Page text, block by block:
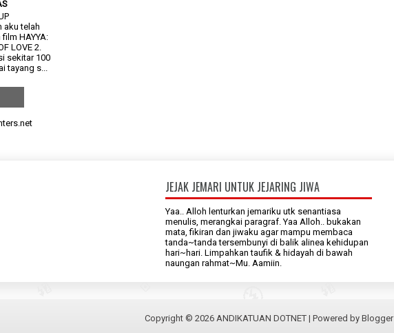
aku telah
HAYYA:
LOVE 2.
sekitar 100
tayang s...
JEJAK JEMARI UNTUK JEJARING JIWA
Yaa.. Alloh lenturkan jemariku utk senantiasa
menulis, merangkai paragraf. Yaa Alloh.. bukakan
mata, fikiran dan jiwaku agar mampu membaca
tanda~tanda tersembunyi di balik alinea kehidupan
hari~hari. Limpahkan taufik & hidayah di bawah
naungan rahmat~Mu. Aamiin.
Copyright © 2026 ANDIKATUAN DOTNET| Powered by Blogger